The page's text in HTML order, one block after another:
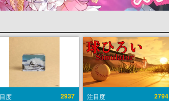
度 2937 注目度 2794